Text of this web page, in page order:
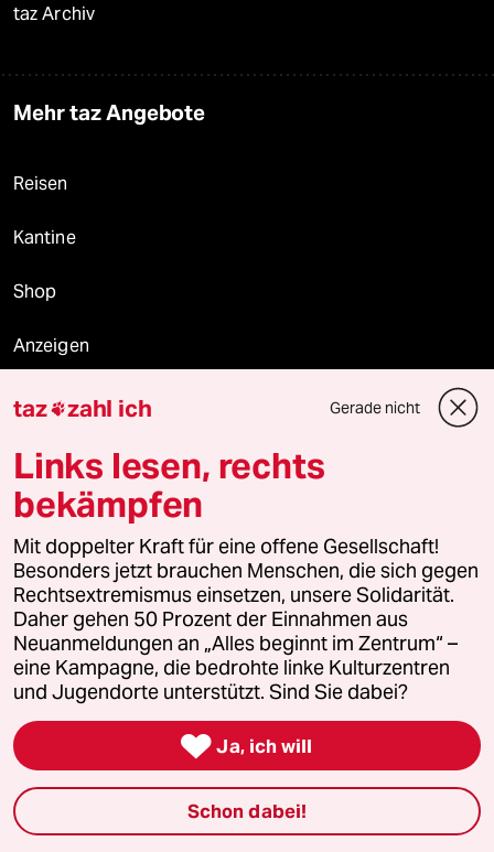
taz Archiv
Mehr taz Angebote
Reisen
Kantine
Shop
Anzeigen
Fragen & Hilfe
Feedback
Aboservice
ePaper Login
Downloads für Abonnierende
© 2026 taz Verlags und Vertriebs GmbH
Alle Rechte vorbehalten. Bei rechtlichen Fragen oder für Genehmigungen
wenden Sie sich bitte an
lizenzen@taz.de
taz zahl ich Gerade nicht
Links lesen, rechts
bekämpfen
Mit doppelter Kraft für eine offene Gesellschaft!
Besonders jetzt brauchen Menschen, die sich gegen
Rechtsextremismus einsetzen, unsere Solidarität.
Daher gehen 50 Prozent der Einnahmen aus
Neuanmeldungen an „Alles beginnt im Zentrum“ –
eine Kampagne, die bedrohte linke Kulturzentren
und Jugendorte unterstützt. Sind Sie dabei?
 Ja, ich will
Schon dabei!